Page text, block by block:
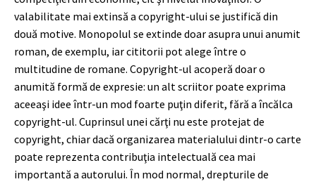
valabilitate mai extinsă a copyright-ului se justifică din
două motive. Monopolul se extinde doar asupra unui anumit
roman, de exemplu, iar cititorii pot alege între o
multitudine de romane. Copyright-ul acoperă doar o
anumită formă de expresie: un alt scriitor poate exprima
aceeaşi idee într-un mod foarte puţin diferit, fără a încălca
copyright-ul. Cuprinsul unei cărţi nu este protejat de
copyright, chiar dacă organizarea materialului dintr-o carte
poate reprezenta contribuţia intelectuală cea mai
importantă a autorului. În mod normal, drepturile de